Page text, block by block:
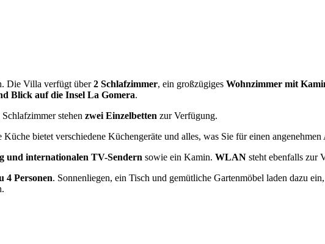
Die Villa verfügt über2 Schlafzimmer, ein großzügiges Wohnzimmer mit
Blick auf die Insel La Gomera.
stehen zwei Einzelbetten zur Verfügung.
Küche bietet verschiedene Küchengeräte und alles, was Sie für einen
und internationalen TV-Sendern sowie ein Kamin. WLAN steht ebenfalls zur
4 Personen. Sonnenliegen, ein Tisch und gemütliche Gartenmöbel laden dazu